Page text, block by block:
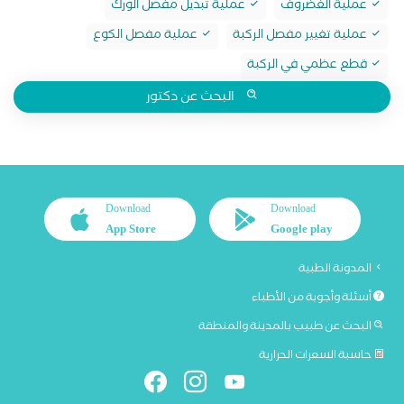
عملية الغضروف
عملية تبديل مفصل الورك
عملية تغيير مفصل الركبة
عملية مفصل الكوع
قطع عظمي في الركبة
البحث عن دكتور
Download
Google play
Download
App Store
المدونة الطبية
أسئلة وأجوبة من الأطباء
البحث عن طبيب بالمدينة والمنطقة
حاسبة السعرات الحرارية